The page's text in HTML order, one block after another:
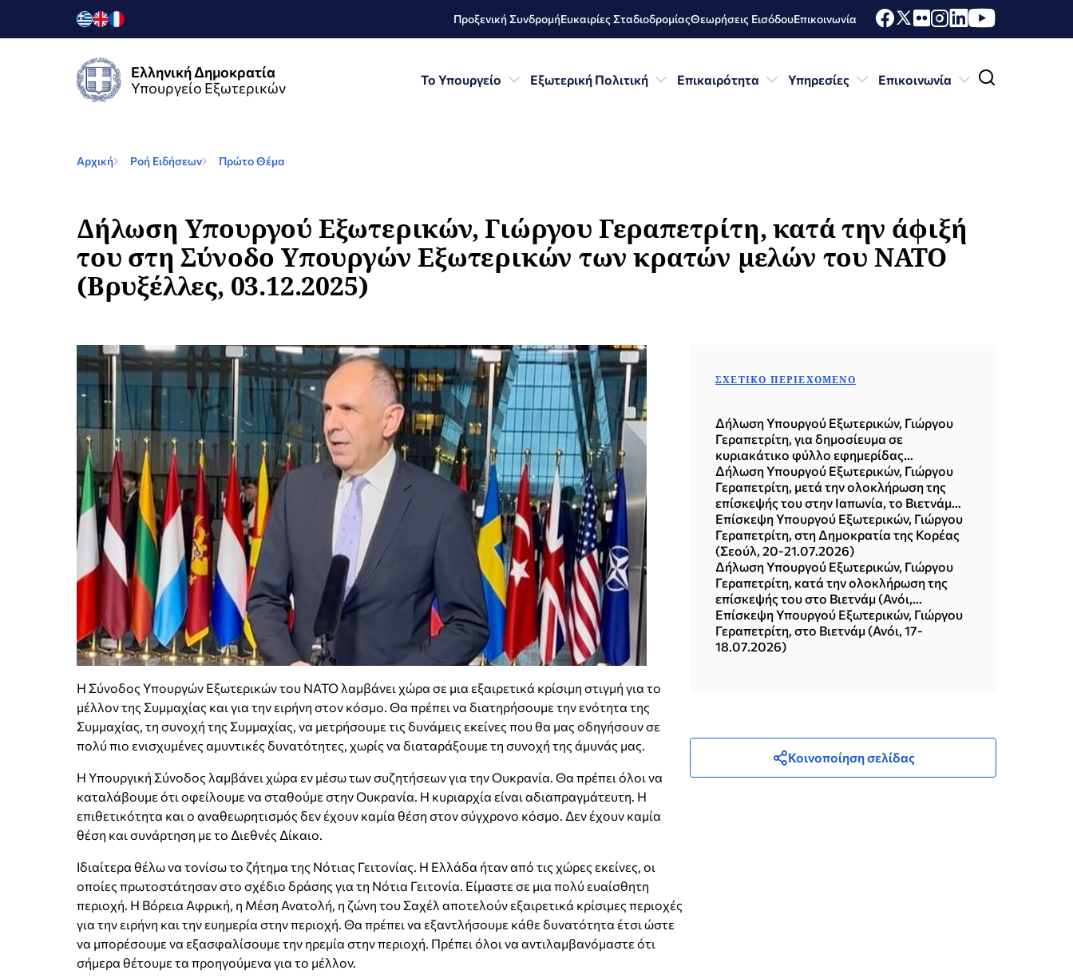
Προξενική ΣυνδρομήΕυκαιρίες ΣταδιοδρομίαςΘεωρήσεις ΕισόδουΕπικοινωνία
Ελληνική Δημοκρατία
Υπουργείο Εξωτερικών
Το Υπουργείο Εξωτερική Πολιτική Επικαιρότητα Υπηρεσίες Επικοινωνία
Αρχική Ροή Ειδήσεων Πρώτο Θέμα
Δήλωση Υπουργού Εξωτερικών, Γιώργου Γεραπετρίτη, κατά την άφιξή
του στη Σύνοδο Υπουργών Εξωτερικών των κρατών μελών του ΝΑΤΟ
(Βρυξέλλες, 03.12.2025)
Η Σύνοδος Υπουργών Εξωτερικών του ΝΑΤΟ λαμβάνει χώρα σε μια εξαιρετικά κρίσιμη στιγμή για το
μέλλον της Συμμαχίας και για την ειρήνη στον κόσμο. Θα πρέπει να διατηρήσουμε την ενότητα της
Συμμαχίας, τη συνοχή της Συμμαχίας, να μετρήσουμε τις δυνάμεις εκείνες που θα μας οδηγήσουν σε
πολύ πιο ενισχυμένες αμυντικές δυνατότητες, χωρίς να διαταράξουμε τη συνοχή της άμυνάς μας.
Η Υπουργική Σύνοδος λαμβάνει χώρα εν μέσω των συζητήσεων για την Ουκρανία. Θα πρέπει όλοι να
καταλάβουμε ότι οφείλουμε να σταθούμε στην Ουκρανία. Η κυριαρχία είναι αδιαπραγμάτευτη. Η
επιθετικότητα και ο αναθεωρητισμός δεν έχουν καμία θέση στον σύγχρονο κόσμο. Δεν έχουν καμία
θέση και συνάρτηση με το Διεθνές Δίκαιο.
Ιδιαίτερα θέλω να τονίσω το ζήτημα της Νότιας Γειτονίας. Η Ελλάδα ήταν από τις χώρες εκείνες, οι
οποίες πρωτοστάτησαν στο σχέδιο δράσης για τη Νότια Γειτονία. Είμαστε σε μια πολύ ευαίσθητη
περιοχή. Η Βόρεια Αφρική, η Μέση Ανατολή, η ζώνη του Σαχέλ αποτελούν εξαιρετικά κρίσιμες περιοχές
για την ειρήνη και την ευημερία στην περιοχή. Θα πρέπει να εξαντλήσουμε κάθε δυνατότητα έτσι ώστε
να μπορέσουμε να εξασφαλίσουμε την ηρεμία στην περιοχή. Πρέπει όλοι να αντιλαμβανόμαστε ότι
σήμερα θέτουμε τα προηγούμενα για το μέλλον.
ΣΧΕΤΙΚΌ ΠΕΡΙΕΧΌΜΕΝΟ
Δήλωση Υπουργού Εξωτερικών, Γιώργου
Γεραπετρίτη, για δημοσίευμα σε
κυριακάτικο φύλλο εφημερίδας
(02.08.2026)
Δήλωση Υπουργού Εξωτερικών, Γιώργου
Γεραπετρίτη, μετά την ολοκλήρωση της
επίσκεψής του στην Ιαπωνία, το Βιετνάμ
και τη Δημοκρατία της Κορέας (Σεούλ,
21.07.2026)
Επίσκεψη Υπουργού Εξωτερικών, Γιώργου
Γεραπετρίτη, στη Δημοκρατία της Κορέας
(Σεούλ, 20-21.07.2026)
Δήλωση Υπουργού Εξωτερικών, Γιώργου
Γεραπετρίτη, κατά την ολοκλήρωση της
επίσκεψής του στο Βιετνάμ (Ανόι,
18.07.2026)
Επίσκεψη Υπουργού Εξωτερικών, Γιώργου
Γεραπετρίτη, στο Βιετνάμ (Ανόι, 17-
18.07.2026)
Κοινοποίηση σελίδας